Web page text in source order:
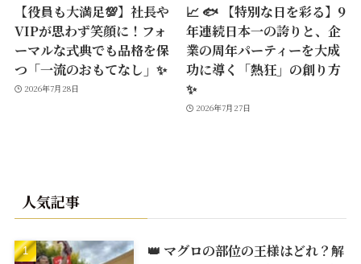
【役員も大満足💯】社長や
VIPが思わず笑顔に！フォ
ーマルな式典でも品格を保
つ「一流のおもてなし」✨
2026年7月28日
📈 🐟 【特別な日を彩る】9
年連続日本一の誇りと、企
業の周年パーティーを大成
功に導く「熱狂」の創り方
✨
2026年7月27日
人気記事
👑 マグロの部位の王様はどれ？解